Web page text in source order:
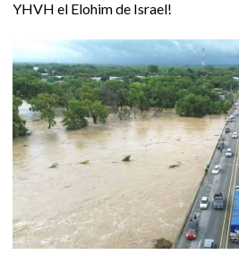
YHVH el Elohim de Israel!